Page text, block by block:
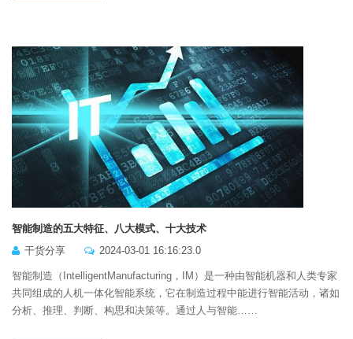
智能制造的五大特征、八大模式、十大技术
干货分享
2024-03-01 16:16:23.0
智能制造（IntelligentManufacturing，IM）是一种由智能机器和人类专家
共同组成的人机一体化智能系统，它在制造过程中能进行智能活动，诸如
分析、推理、判断、构思和决策等。通过人与智能……